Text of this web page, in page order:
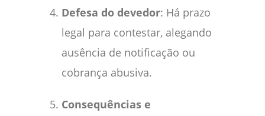
Defesa do devedor: Há prazo
legal para contestar, alegando
ausência de notificação ou
cobrança abusiva.
Consequências e